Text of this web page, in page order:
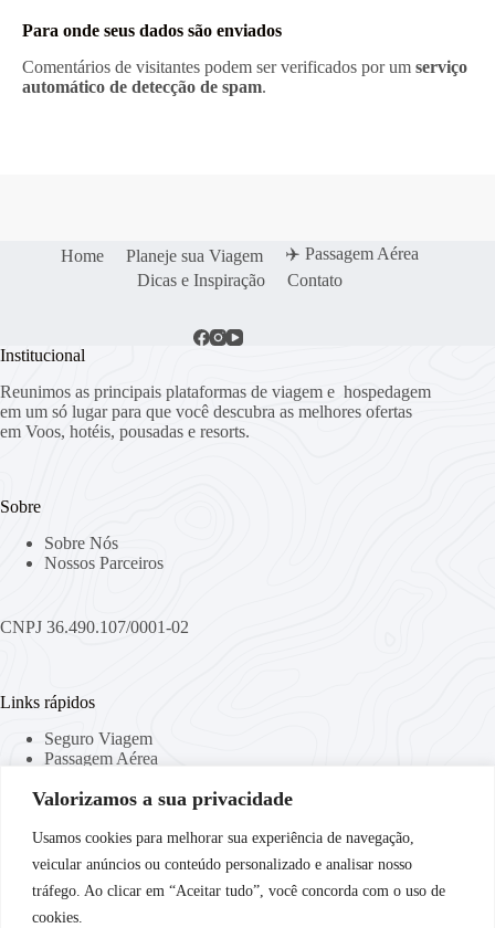
Valorizamos a sua privacidade
Usamos cookies para melhorar sua experiência de navegação,
veicular anúncios ou conteúdo personalizado e analisar nosso
tráfego. Ao clicar em “Aceitar tudo”, você concorda com o uso de
cookies.
Para onde seus dados são enviados
Comentários de visitantes podem ser verificados por um serviço
automático de detecção de spam.
Home Planeje sua Viagem
✈️ Passagem Aérea
Dicas e Inspiração
Contato
Institucional
Reunimos as principais plataformas de viagem e hospedagem
em um só lugar para que você descubra as melhores ofertas
em Voos, hotéis, pousadas e resorts.
Sobre
Sobre Nós
Nossos Parceiros
CNPJ 36.490.107/0001-02
Links rápidos
Seguro Viagem
Passagem Aérea
Locação de Malas
Companhias Aéreas
Links Importantes